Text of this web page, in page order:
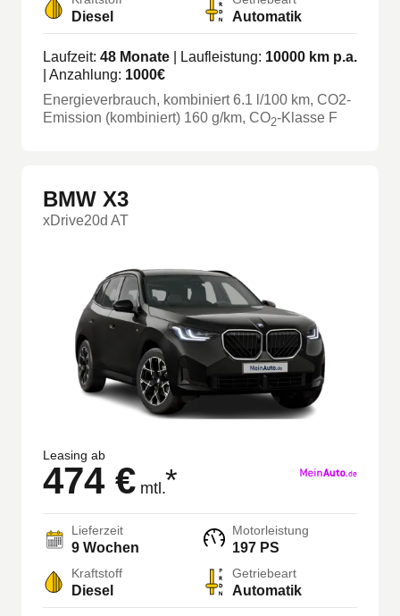
Diesel Automatik
Laufzeit: 48 Monate | Laufleistung: 10000 km p.a.
| Anzahlung: 1000€
Energieverbrauch, kombiniert6.1 l/100 km, CO2-
Emission (kombiniert) 160 g/km, CO2-Klasse F
BMW X3
xDrive20d AT
Leasing ab
474 € mtl.*
Lieferzeit
9 Wochen
Motorleistung
197 PS
Kraftstoff
Diesel
Getriebeart
Automatik